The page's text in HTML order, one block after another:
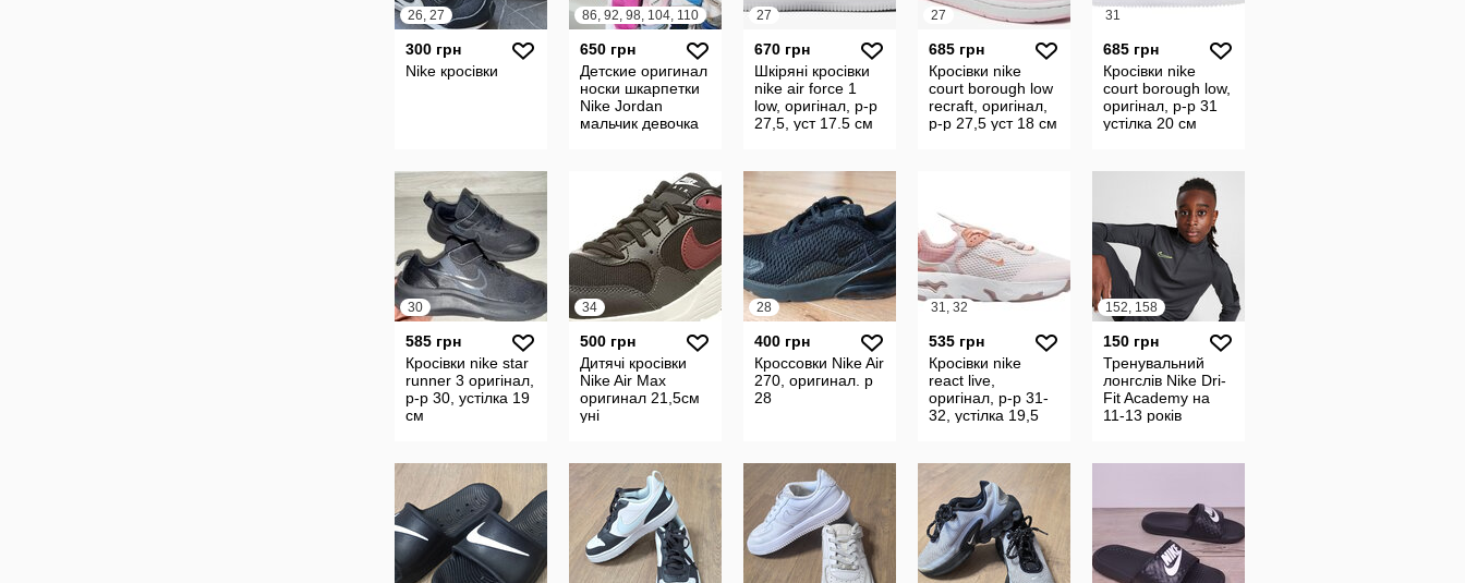
26, 27
300 грн
Nike кросівки
86, 92, 98, 104, 110
650 грн
Детские оригинал
носки шкарпетки
Nike Jordan
мальчик девочка
27
670 грн
Шкіряні кросівки
nike air force 1
low, оригінал, р-р
27,5, уст 17.5 см
27
685 грн
Кросівки nike
court borough low
recraft, оригінал,
р-р 27,5 уст 18 см
31
685 грн
Кросівки nike
court borough low,
оригінал, р-р 31
устілка 20 см
30
585 грн
Кросівки nike star
runner 3 оригінал,
р-р 30, устілка 19
см
34
500 грн
Дитячі кросівки
Nike Air Max
оригинал 21,5см
уні
28
400 грн
Кроссовки Nike Air
270, оригинал. р
28
31, 32
535 грн
Кросівки nike
react live,
оригінал, р-р 31-
32, устілка 19,5
152, 158
150 грн
Тренувальний
лонгслів Nike Dri-
Fit Academy на
11-13 років